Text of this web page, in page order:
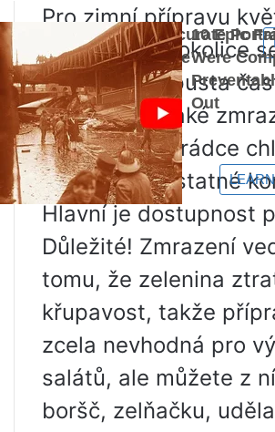
Pro zimní přípravu
květenství brokolice
růžičková kapusta
Bílé zelí lze také
speciální přihrádce
nebo v samostatné
Hlavní je dostupnost
Důležité! Zmrazení
tomu, že zelenina
křupavost, takže
zcela nevhodná pro
salátů, ale můžete z
boršč, zelňačku,